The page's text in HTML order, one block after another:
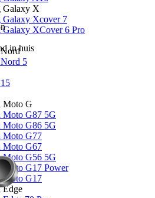
Galaxy X
Galaxy Xcover 7
Galaxy XCover 6 Pro
5
Moto G
Moto G87 5G
Moto G86 5G
Moto G77
Moto G67
Moto G56 5G
Moto G17 Power
Moto G17
Edge
in huis